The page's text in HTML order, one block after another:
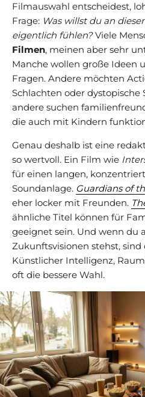
Filmauswahl entscheidest,
Frage: Was willst du an
eigentlich fühlen?Viele
Filmen, meinen aber sehr
Manche wollen große Ideen
Fragen. Andere möchten
Schlachten oder dystopische
andere suchen
die auch mit Kindern
Genau deshalb ist eine
so wertvoll. Ein Film wie
für einen langen,
Soundanlage. Guardians of
eher locker mit Freunden.
ähnliche Titel können für
geeignet sein. Und wenn du
Zukunftsvisionen stehst,
Künstlicher Intelligenz,
oft die bessere Wahl.